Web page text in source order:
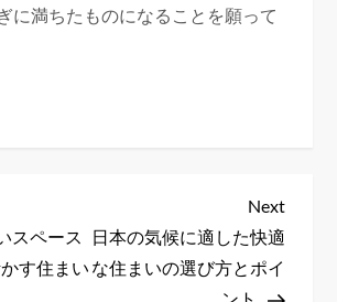
に満ちたものになることを願って
スペース
す住まい
Next
Post
Next
日本の気候に適した快適
な住まいの選び方とポイ